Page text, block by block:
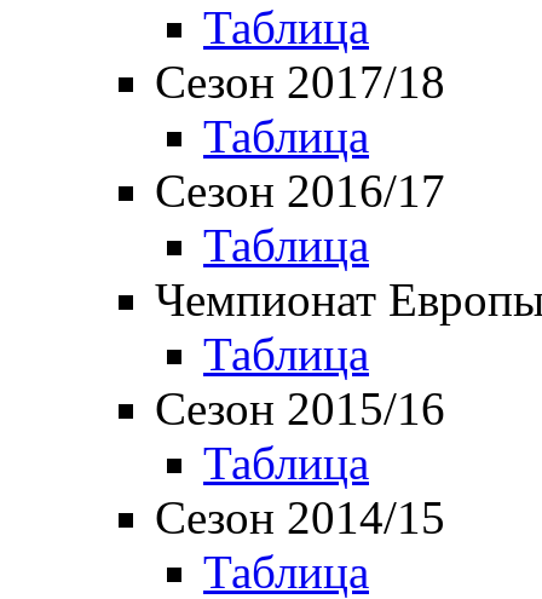
Таблица
Сезон 2017/18
Таблица
Сезон 2016/17
Таблица
Чемпионат
Таблица
Сезон 2015/16
Таблица
Сезон 2014/15
Таблица